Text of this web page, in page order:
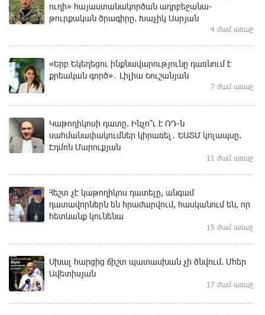
ուղի» հայաստանակործան ադրբեջանա-
թուրքական ծրագիրը. Խաչիկ Ասրյան
4 ժամ առաջ
«Երբ Եկեղեցու ինքնավարությունը դառնում է
քրեական գործ»․ Լիլիա Շուշանյան
7 ժամ առաջ
Կաթողիկոսի դատը. Ինչո՞ւ է ՌԴ-ն
սահմանափակումներ կիրառել․ ԵԱՏՄ կոլապսը.
Էդմոն Մարուքյան
11 ժամ առաջ
Հեշտ չէ կաթողիկոս դատելը, անգամ
դատավորներն են հրաժարվում, հասկանում են, որ
հետևանք կունենա
15 ժամ առաջ
Սխալ հարցից ճիշտ պատասխան չի ծնվում. Մհեր
Ավետիսյան
17 ժամ առաջ